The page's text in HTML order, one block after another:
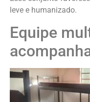
leve e humanizado.
Equipe